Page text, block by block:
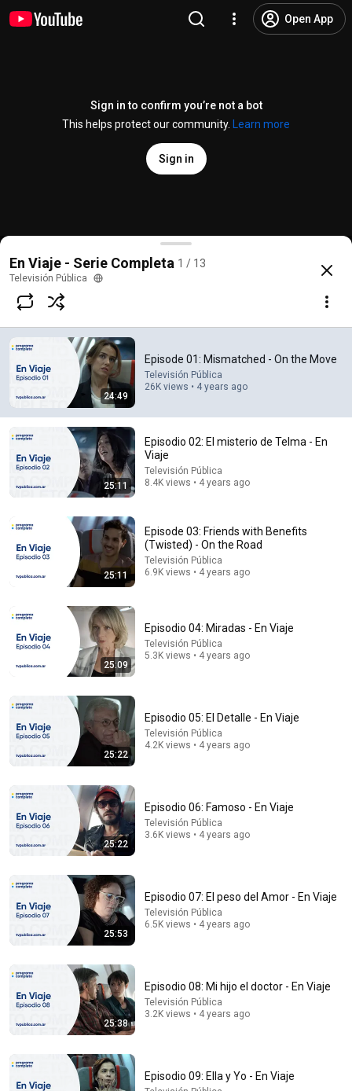
Open App
Sign in to confirm you’re not a bot
This helps protect our community.
Learn more
Sign in
Episode 01: Mismatched - On the Move
@TVPublicaArgentina
Subscribe
Comments 18
Comment...
Episodio 02: El misterio de Telma - En Viaje
Televisión Pública 8.4K views
Nazareth Castellanos
NEURO CIENCIA
Auto-dubbed
182K views
En Viaje - Serie Completa 1 / 13
Televisión Pública
24:49
Episode 01: Mismatched - On the Move
Televisión Pública
26K views • 4 years ago
25:11
Episodio 02: El misterio de Telma - En
Viaje
Televisión Pública
8.4K views • 4 years ago
25:11
Episode 03: Friends with Benefits
(Twisted) - On the Road
Televisión Pública
6.9K views • 4 years ago
25:09
Episodio 04: Miradas - En Viaje
Televisión Pública
5.3K views • 4 years ago
25:22
Episodio 05: El Detalle - En Viaje
Televisión Pública
4.2K views • 4 years ago
25:22
Episodio 06: Famoso - En Viaje
Televisión Pública
3.6K views • 4 years ago
25:53
Episodio 07: El peso del Amor - En Viaje
Televisión Pública
6.5K views • 4 years ago
25:38
Episodio 08: Mi hijo el doctor - En Viaje
Televisión Pública
3.2K views • 4 years ago
Episodio 09: Ella y Yo - En Viaje